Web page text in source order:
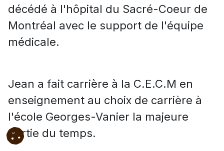
décédé à l'hôpital du Sacré-Coeur de
Montréal avec le support de l'équipe
médicale.
Jean a fait carrière à la C.E.C.M en
enseignement au choix de carrière à
l'école Georges-Vanier la majeure
partie du temps.